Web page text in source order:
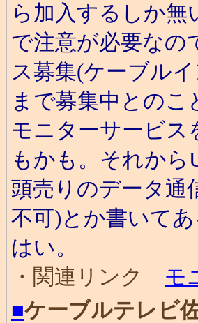
ら加入するしか
で注意が必要なの
ス募集(ケーブル
まで募集中との
モニターサービ
もかも。それか
頭売りのデータ通
不可)とか書いて
はい。
・関連リンク モ
■ケーブルテレビ